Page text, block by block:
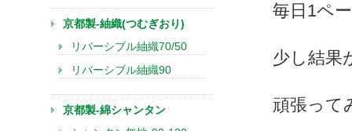
毎日1ペ
少し結果
頑張って
京都製-紬織(つむぎおり)
リバーシブル紬織70/50
リバーシブル紬織90
京都製-綿シャンタン